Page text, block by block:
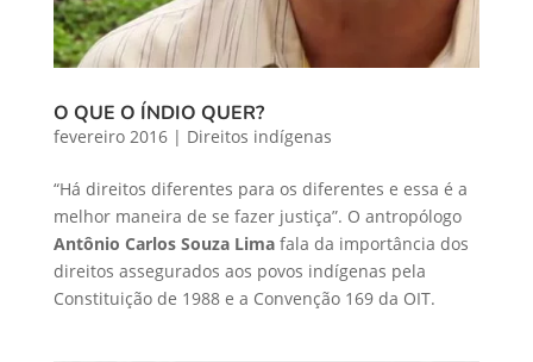
O QUE O ÍNDIO QUER?
fevereiro 2016| Direitos indígenas
“Há direitos diferentes para os diferentes e essa é a
melhor maneira de se fazer justiça”. O antropólogo
Antônio Carlos Souza Lima fala da importância dos
direitos assegurados aos povos indígenas pela
Constituição de 1988 e a Convenção 169 da OIT.